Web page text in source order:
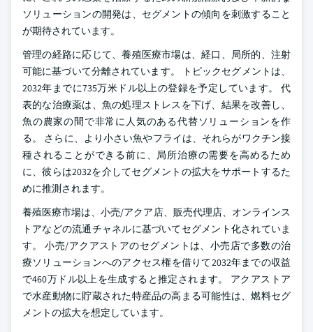
ソリューションの開発は、セグメントの傾向を刺激すること
が期待されています。
管理の経路に応じて、養殖医療市場は、経口、局所的、注射
可能に基づいて分離されています。 トピックセグメントは、
2032年までに735万米ドル以上の登録を予定しています。 代
表的な治療薬は、魚の処理ストレスを下げ、結果を改善し、
魚の農家の間で非常に人気のある代替ソリューションを作
る。 さらに、より小さい魚やフライは、それらがワクチン接
種されることができる前に、局所治療の需要を高めるため
に、彼らは2032を介してセグメントの拡大をサポートするた
めに推測されます。
養殖医療市場は、小売/アクア店、販売代理店、オンラインス
トアなどの流通チャネルに基づいてセグメント化されていま
す。 小売/アクアストアのセグメントは、小売店で多数の治
療ソリューションへのアクセス権を借りて2032年までの収益
で460万ドル以上を生成すると推定されます。 アクアストア
で水産動物に貯蔵された特産品の高まる可能性は、燃料セグ
メントの拡大を想定しています。